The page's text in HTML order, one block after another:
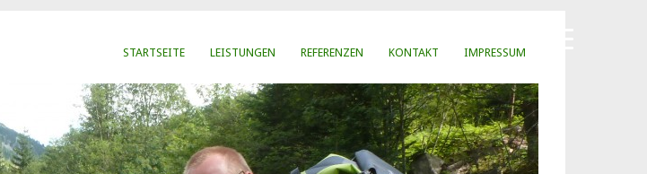
STARTSEITE LEISTUNGEN REFERENZEN KONTAKT IMPRESSUM